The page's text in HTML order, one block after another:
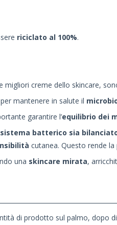
riciclato al 100%.
migliori creme dello skincare,
mantenere in salute il
garantire l’equilibrio dei
batterico sia
cutanea. Questo rende
una skincare mirata,
di prodotto sul palmo, dopo